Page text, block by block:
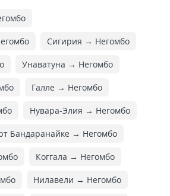
Сигирия → Негомбо
Унаватуна → Негомбо
Галле → Негомбо
Нувара-Элия → Негомбо
Бандаранайке → Негомбо
Коггала → Негомбо
Нилавели → Негомбо